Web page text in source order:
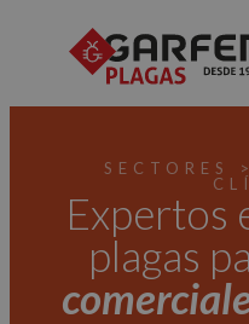
SECTORES
Expertos
plagas